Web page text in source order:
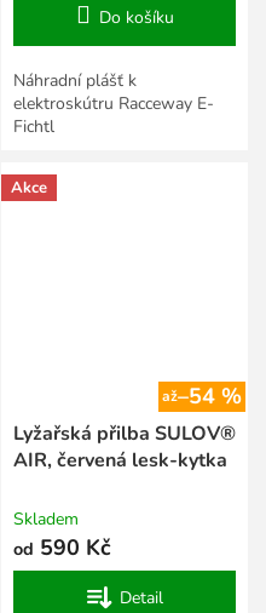
Do košíku
Náhradní plášť k
elektroskútru Racceway E-
Fichtl
Akce
až–54 %
Lyžařská přilba SULOV®
AIR, červená lesk-kytka
Skladem
od 590 Kč
Detail